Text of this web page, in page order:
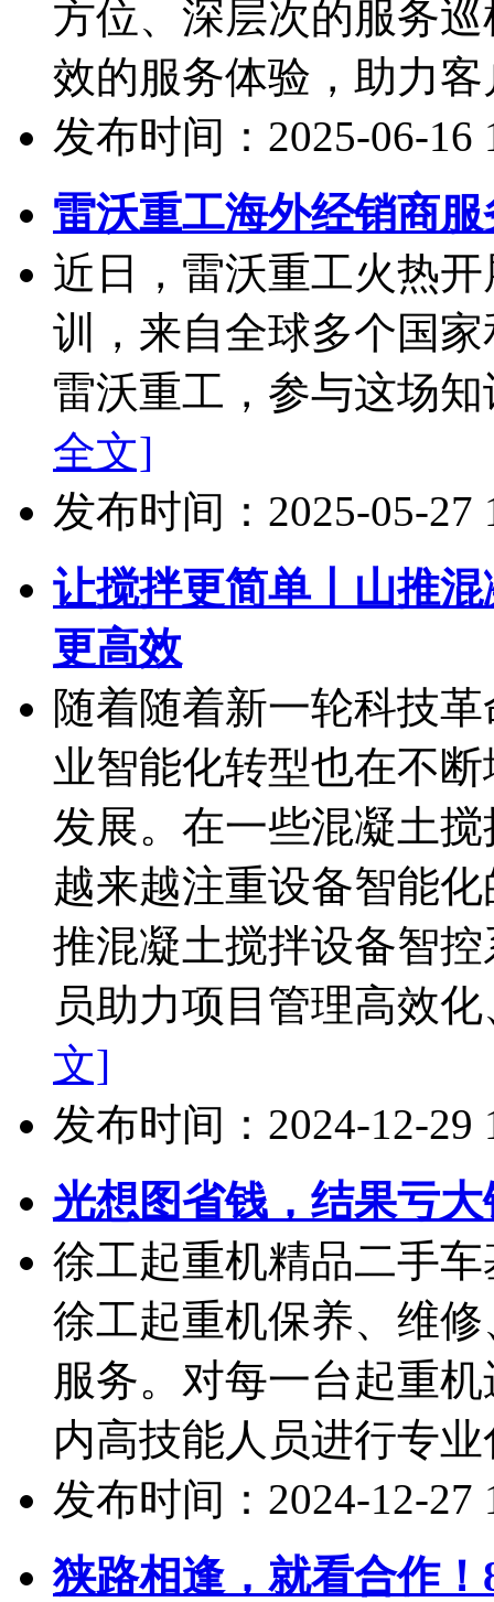
方位、深层次的服务
效的服务体验，助力
发布时间：2025-06-16
雷沃重工海外经销商
近日，雷沃重工火热
训，来自全球多个国
雷沃重工，参与这场
全文]
发布时间：2025-05-27
让搅拌更简单丨山推
更高效
随着随着新一轮科技
业智能化转型也在不
发展。在一些混凝土
越来越注重设备智能
推混凝土搅拌设备智
员助力项目管理高效
文]
发布时间：2024-12-29
光想图省钱，结果亏
徐工起重机精品二手
徐工起重机保养、维
服务。对每一台起重
内高技能人员进行专
发布时间：2024-12-27
狭路相逢，就看合作